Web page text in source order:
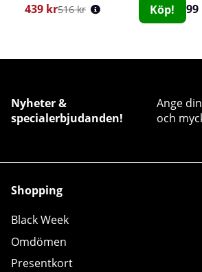
439 kr516 kr Köp!
Nyheter &
specialerbjudanden!
Ange
och
Shopping
Black Week
Omdömen
Presentkort